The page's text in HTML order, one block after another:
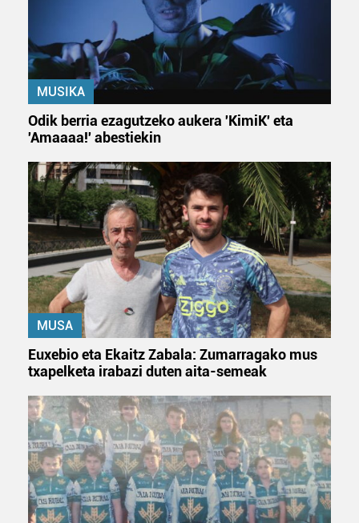
MUSIKA
Odik berria ezagutzeko aukera 'KimiK' eta
'Amaaaa!' abestiekin
MUSA
Euxebio eta Ekaitz Zabala: Zumarragako mus
txapelketa irabazi duten aita-semeak